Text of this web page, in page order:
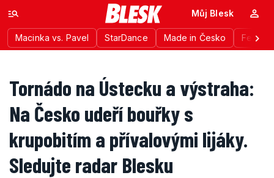
Macinka vs. Pavel StarDance Made in Česko
Můj Blesk
Tornádo na Ústecku a výstraha:
Na Česko udeří bouřky s
krupobitím a přívalovými lijáky.
Sledujte radar Blesku